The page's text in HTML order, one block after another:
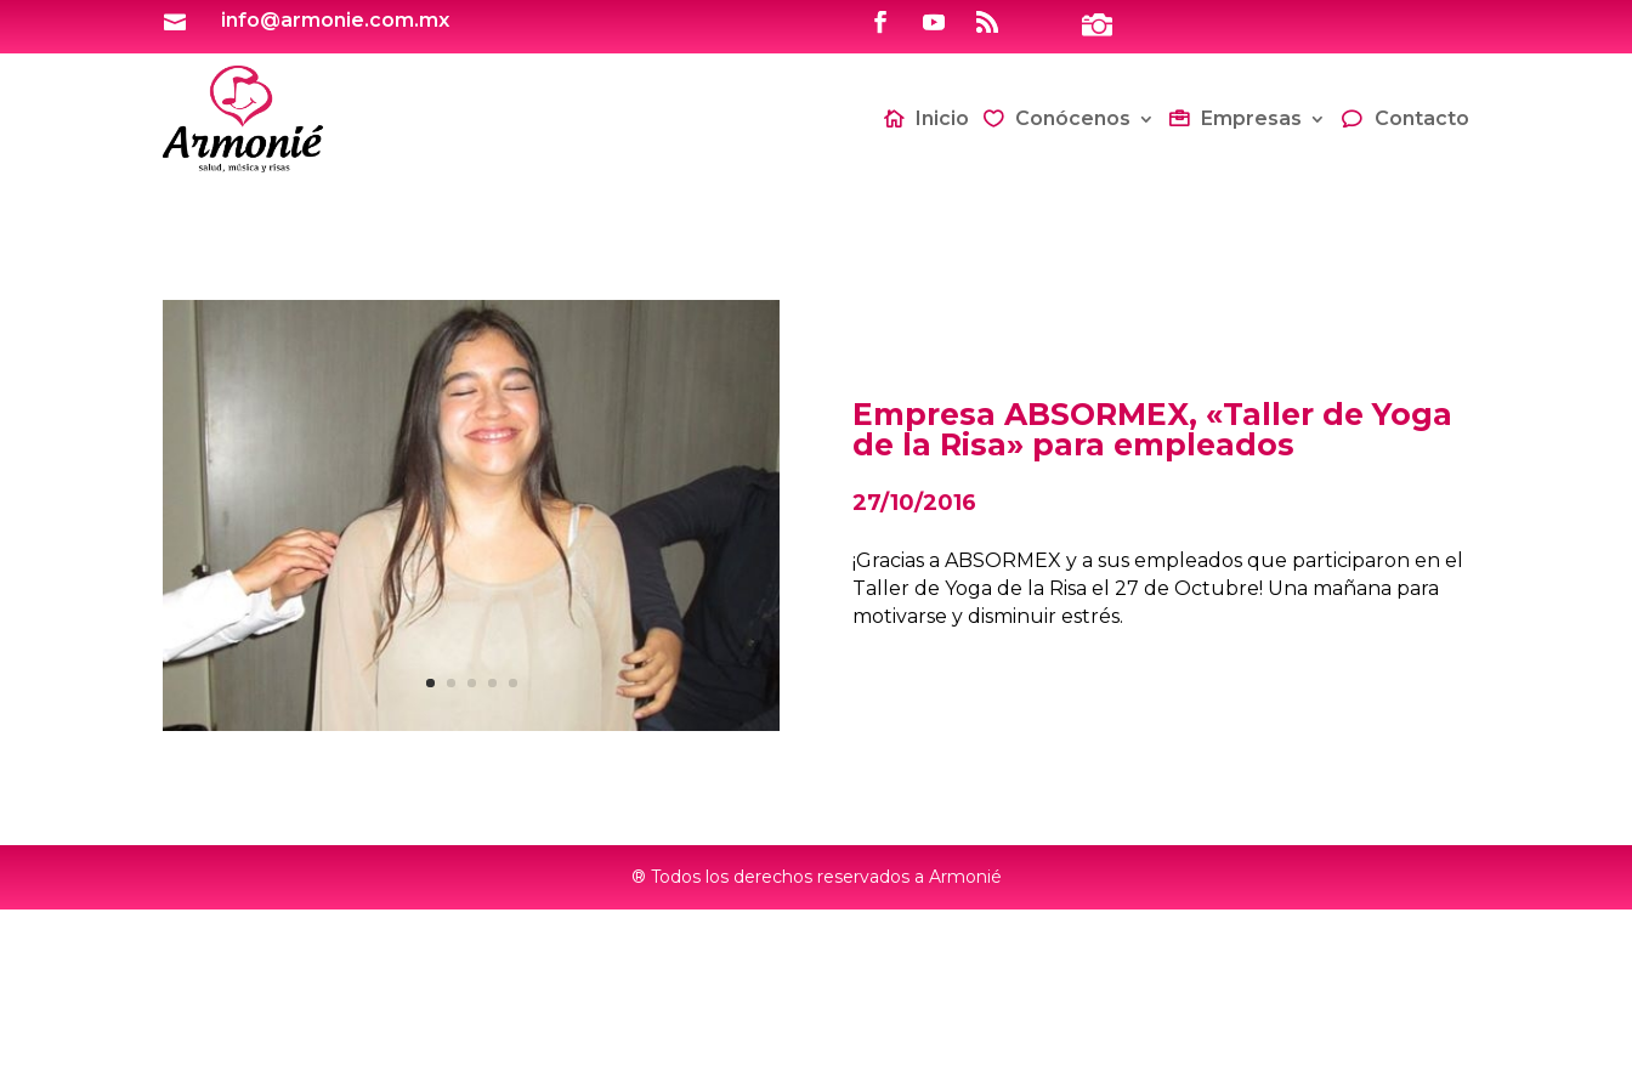
 info@armonie.com.mx 
Inicio Conócenos Empresas Contacto
Empresa ABSORMEX, «Taller de Yoga
de la Risa» para empleados
27/10/2016
¡Gracias a ABSORMEX y a sus empleados que participaron en el
Taller de Yoga de la Risa el 27 de Octubre! Una mañana para
motivarse y disminuir estrés.
® Todos los derechos reservados a Armonié